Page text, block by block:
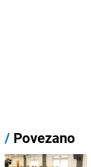
/ Povezano